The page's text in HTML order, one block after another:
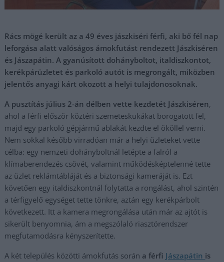
Rács mögé került az a 49 éves jászkiséri férfi, aki bő fél nap
leforgása alatt valóságos ámokfutást rendezett Jászkiséren
és Jászapátin. A gyanúsított dohányboltot, italdiszkontot,
kerékpárüzletet és parkoló autót is megrongált, miközben
jelentős anyagi kárt okozott a helyi tulajdonosoknak.
A pusztítás július 2-án délben vette kezdetét Jászkiséren,
ahol a férfi először köztéri szemeteskukákat borogatott fel,
majd egy parkoló gépjármű ablakát kezdte el ököllel verni.
Nem sokkal később virradóan már a helyi üzleteket vette
célba: egy nemzeti dohányboltnál letépte a falról a
klímaberendezés csövét, valamint működésképtelenné tette
az üzlet reklámtábláját és a biztonsági kameráját is. Ezt
követően egy italdiszkontnál folytatta a rongálást, ahol szintén
a térfigyelő egységet tette tönkre, aztán egy kerékpárbolt
következett. Itt a kamera megrongálása után már az ajtót is
sikerült benyomnia, ám a megszólaló riasztórendszer
megfutamodásra kényszerítette.
A két település közötti ámokfutás során a férfi Jászapátin is